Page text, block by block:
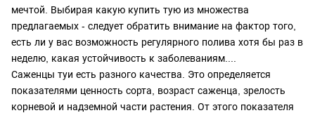
мечтой. Выбирая какую купить тую из множества
предлагаемых - следует обратить внимание на фактор того,
есть ли у вас возможность регулярного полива хотя бы раз в
неделю, какая устойчивость к заболеваниям....
Саженцы туи есть разного качества. Это определяется
показателями ценность сорта, возраст саженца, зрелость
корневой и надземной части растения. От этого показателя